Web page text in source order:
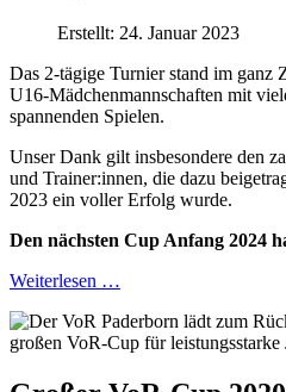
Erstellt: 24. Januar 2023
Das 2-tägige Turnier stand im ganz
U16-Mädchenmannschaften mit
spannenden Spielen.
Unser Dank gilt insbesondere den
und Trainer:innen, die dazu
2023 ein voller Erfolg wurde.
Den nächsten Cup Anfang 2024
Weiterlesen …